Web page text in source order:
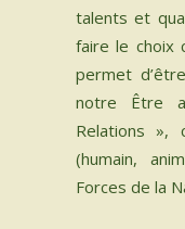
talents et
faire le choix
permet
notre Être
Relations »,
(humain,
Forces de la